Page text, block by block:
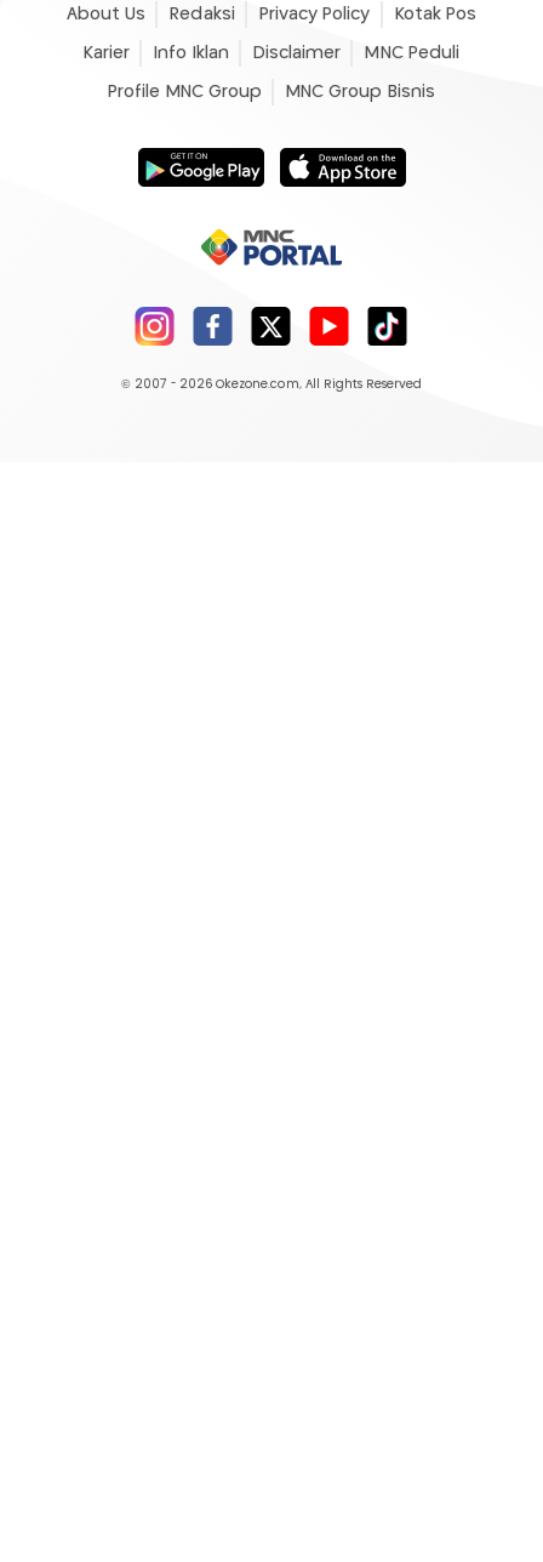
About Us Redaksi Privacy Policy Kotak Pos
Karier Info Iklan Disclaimer MNC Peduli
Profile MNC Group MNC Group Bisnis
© 2007 - 2026 Okezone.com, All Rights Reserved